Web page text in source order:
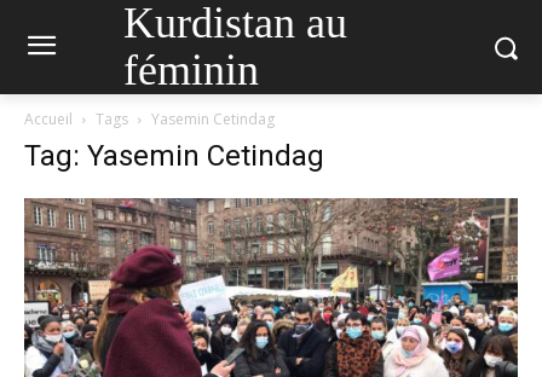
Kurdistan au
féminin
Accueil Tags Yasemin Cetindag
Tag: Yasemin Cetindag